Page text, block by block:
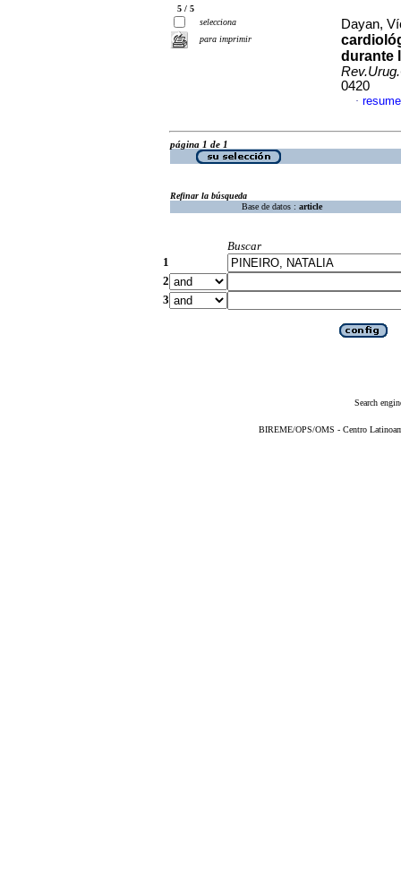
5 / 5
selecciona
para imprimir
Dayan,
durante
0420
·
página 1 de 1
Refinar la búsqueda
Base de datos : article
Buscar
1
2
3
Search
BIREME/OPS/OMS - Centro